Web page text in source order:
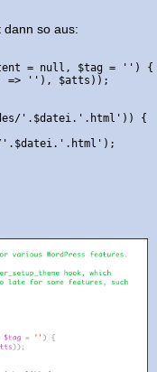
dann so aus:
= null, $tag = '') {
=> ''), $atts));
'.$datei.'.html')) {